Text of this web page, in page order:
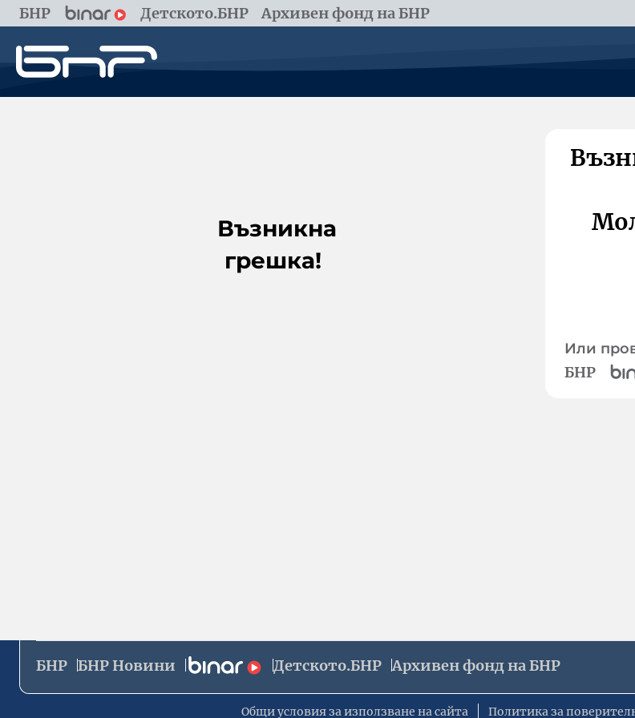
БНР Детското.БНР Архивен фонд на БНР
Възникна
грешка!
Или
БНР
БНР БНР Новини Детското.БНР Архивен фонд на БНР
Общи условия за използване на сайта Политика за